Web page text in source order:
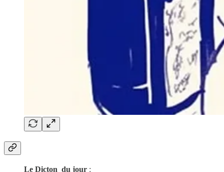
Le Dicton du jour :